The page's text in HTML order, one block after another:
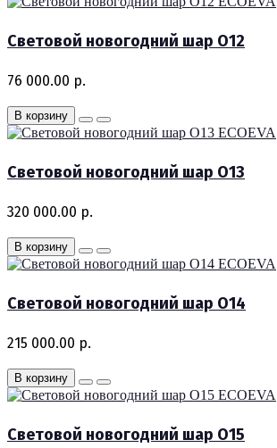
Световой новогодний шар O12
76 000.00 р.
В корзину
ECOEVA
Световой новогодний шар O13
320 000.00 р.
В корзину
ECOEVA
Световой новогодний шар O14
215 000.00 р.
В корзину
ECOEVA
Световой новогодний шар O15